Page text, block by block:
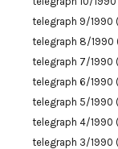
telegraph 9/1990
telegraph 8/1990
telegraph 7/1990
telegraph 6/1990
telegraph 5/1990
telegraph 4/1990
telegraph 3/1990